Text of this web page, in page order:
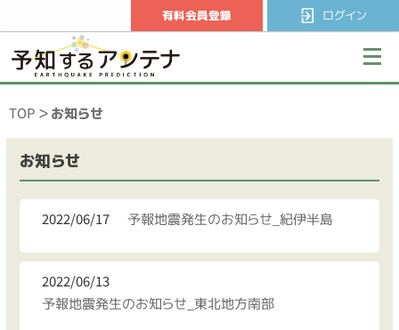
有料会員登録 ログイン
TOP お知らせ
お知らせ
2022/06/17 予報地震発生のお知らせ_紀伊半島
2022/06/13
予報地震発生のお知らせ_東北地方南部